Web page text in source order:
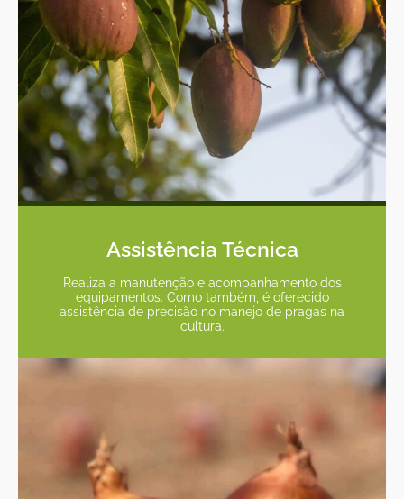
Assistência Técnica
Realiza a manutenção e acompanhamento dos
equipamentos. Como também, é oferecido
assistência de precisão no manejo de pragas na
cultura.